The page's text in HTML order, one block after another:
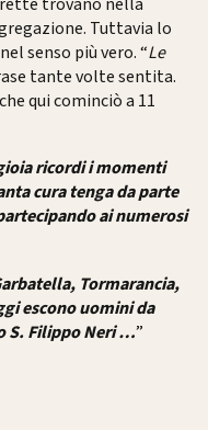
Tuttavia lo
senso più vero. “Le
tante volte sentita.
qui cominciò a 11
ricordi i momenti
cura tenga da parte
ai numerosi
Tormarancia,
escono uomini da
S. Filippo Neri …”